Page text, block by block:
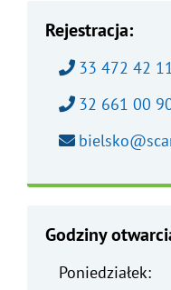
Rejestracja:
Zadzwoń
33 472 42
Zadzwoń
32 661 00
Wyślij
Godziny
Poniedziałek: